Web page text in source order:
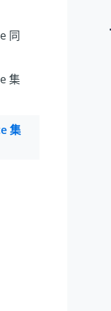
同
集
集